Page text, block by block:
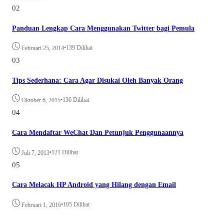
02
Panduan Lengkap Cara Menggunakan Twitter bagi Pemula
Februari 25, 2014•139 Dilihat
03
Tips Sederhana: Cara Agar Disukai Oleh Banyak Orang
Oktober 6, 2015•136 Dilihat
04
Cara Mendaftar WeChat Dan Petunjuk Penggunaannya
Juli 7, 2013•121 Dilihat
05
Cara Melacak HP Android yang Hilang dengan Email
Februari 1, 2016•105 Dilihat